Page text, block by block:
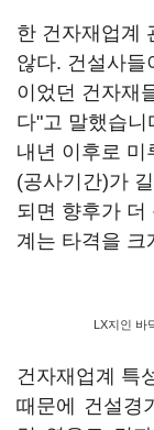
한 건자재업계
않다. 건설사들
이었던 건자재
다"고 말했습
내년 이후로 미
(공사기간)가
되면 향후가 더
계는 타격을 크
LX지인 바
건자재업계 특
때문에 건설경